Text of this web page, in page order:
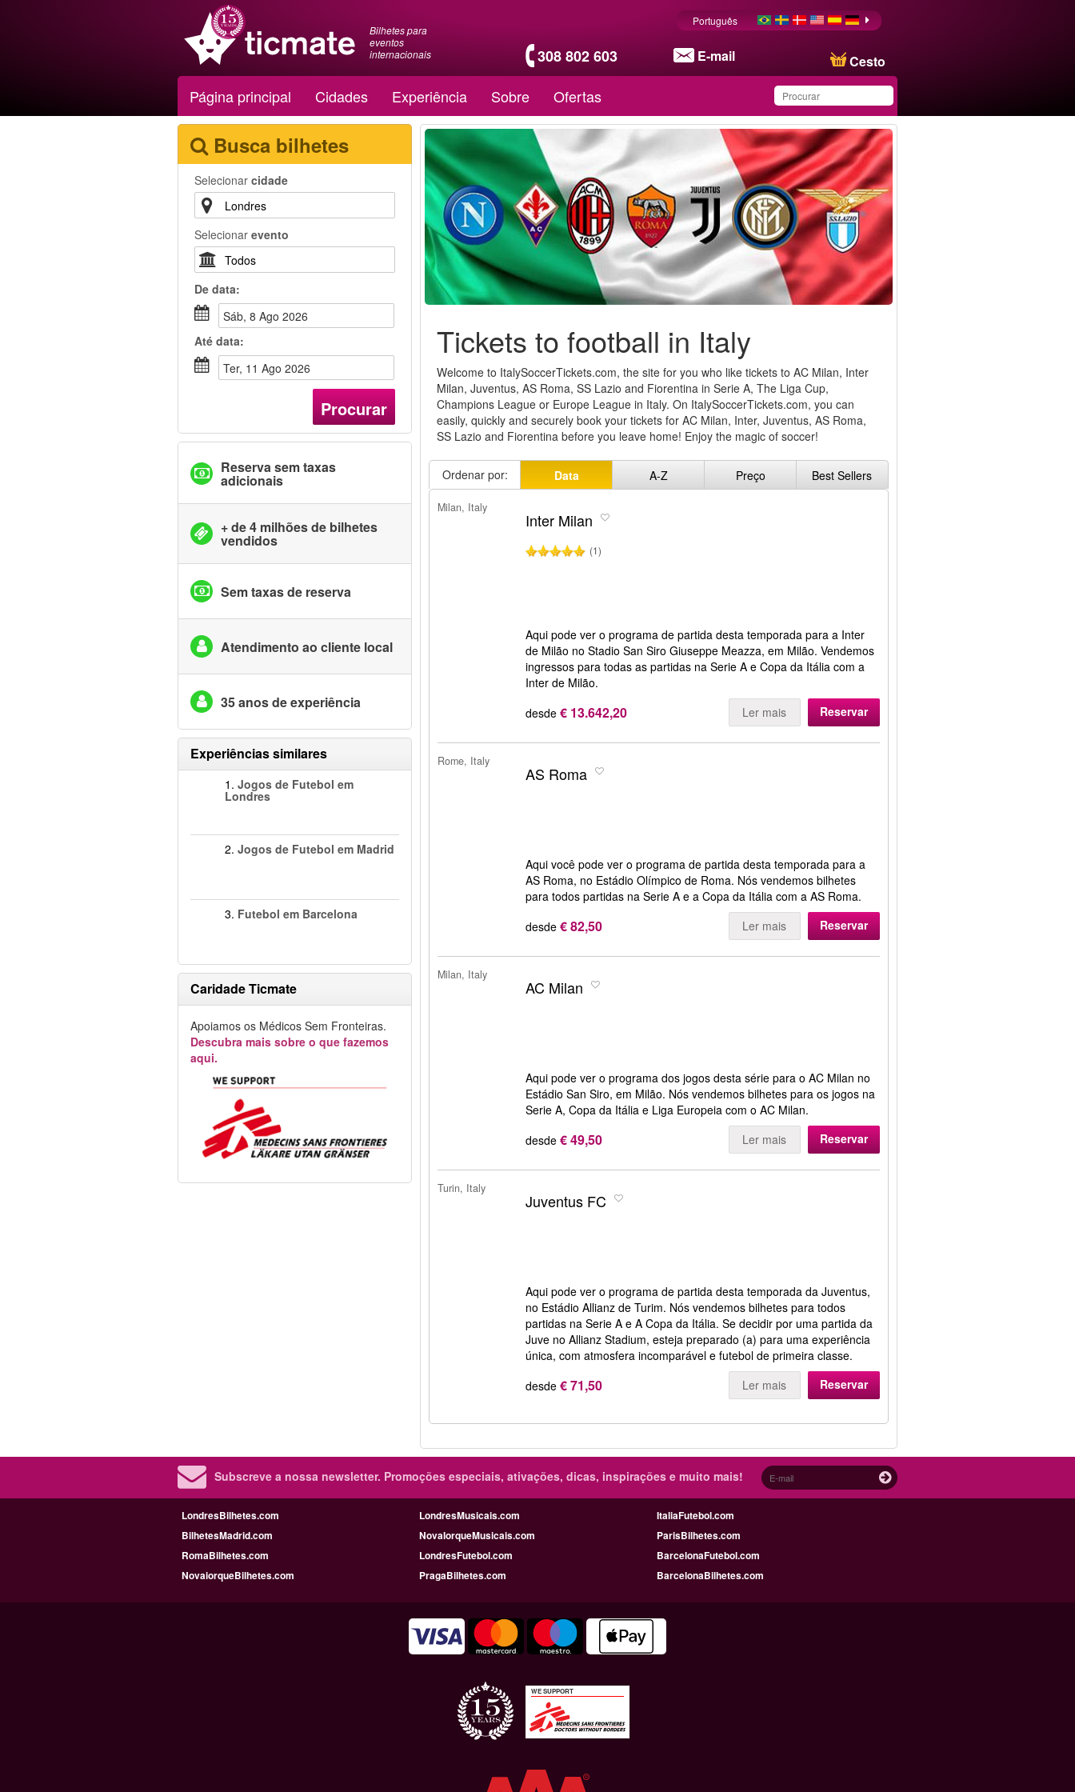
Bilhetes para
eventos
internacionais
308 802 603 E-mail Cesto
Português
Página principal Cidades Experiência Sobre Ofertas
Produto salvo na lista de
favoritos
Busca bilhetes
Selecionar cidade
Selecionar evento
De data:
Sáb, 8 Ago 2026
Até data:
Ter, 11 Ago 2026
Procurar
Reserva sem taxas
adicionais
+ de 4 milhões de bilhetes
vendidos
Sem taxas de reserva
Atendimento ao cliente local
35 anos de experiência
Experiências similares
1. Jogos de Futebol em
Londres
2. Jogos de Futebol em Madrid
3. Futebol em Barcelona
Caridade Ticmate
Apoiamos os Médicos Sem Fronteiras.
Descubra mais sobre o que fazemos
aqui.
Tickets to football in Italy
Welcome to ItalySoccerTickets.com, the site for you who like tickets to AC Milan, Inter
Milan, Juventus, AS Roma, SS Lazio and Fiorentina in Serie A, The Liga Cup,
Champions League or Europe League in Italy. On ItalySoccerTickets.com, you can
easily, quickly and securely book your tickets for AC Milan, Inter, Juventus, AS Roma,
SS Lazio and Fiorentina before you leave home! Enjoy the magic of soccer!
Ordenar por: Data A-Z Preço Best Sellers
Milan, Italy
Inter Milan
(1)
Aqui pode ver o programa de partida desta temporada para a Inter
de Milão no Stadio San Siro Giuseppe Meazza, em Milão. Vendemos
ingressos para todas as partidas na Serie A e Copa da Itália com a
Inter de Milão.
desde € 13.642,20 Ler mais Reservar
Rome, Italy
AS Roma
Aqui você pode ver o programa de partida desta temporada para a
AS Roma, no Estádio Olímpico de Roma. Nós vendemos bilhetes
para todos partidas na Serie A e a Copa da Itália com a AS Roma.
desde € 82,50 Ler mais Reservar
Milan, Italy
AC Milan
Aqui pode ver o programa dos jogos desta série para o AC Milan no
Estádio San Siro, em Milão. Nós vendemos bilhetes para os jogos na
Serie A, Copa da Itália e Liga Europeia com o AC Milan.
desde € 49,50 Ler mais Reservar
Turin, Italy
Juventus FC
Aqui pode ver o programa de partida desta temporada da Juventus,
no Estádio Allianz de Turim. Nós vendemos bilhetes para todos
partidas na Serie A e A Copa da Itália. Se decidir por uma partida da
Juve no Allianz Stadium, esteja preparado (a) para uma experiência
única, com atmosfera incomparável e futebol de primeira classe.
desde € 71,50 Ler mais Reservar
Subscreve a nossa newsletter. Promoções especiais, ativações, dicas, inspirações e muito mais!
LondresBilhetes.com LondresMusicais.com
ItaliaFutebol.com
BilhetesMadrid.com
NovaIorqueMusicais.com
ParisBilhetes.com
RomaBilhetes.com
LondresFutebol.com
BarcelonaFutebol.com
NovaiorqueBilhetes.com
PragaBilhetes.com BarcelonaBilhetes.com
WE SUPPORT